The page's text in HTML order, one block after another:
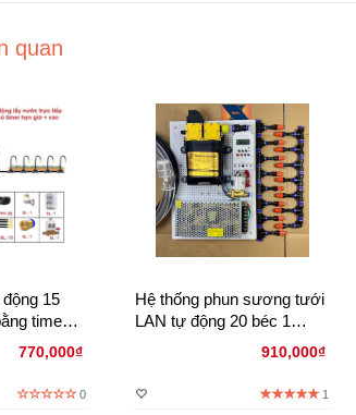
quan
15
time
770,000₫
0
Hệ thống phun sương tưới
LAN tự động 20 béc 1
hướng nhựa - Bằng Timer
910,000₫
1